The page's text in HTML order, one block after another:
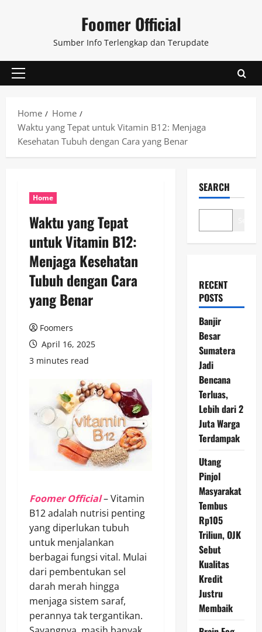
Foomer Official
Sumber Info Terlengkap dan Terupdate
Primary
Home
Home
Waktu yang Tepat untuk Vitamin B12: Menjaga
Kesehatan Tubuh dengan Cara yang Benar
Home
Waktu yang Tepat
untuk Vitamin B12:
Menjaga Kesehatan
Tubuh dengan Cara
yang Benar
Foomers
April 16, 2025
3 minutes read
Foomer Official– Vitamin
B12 adalah nutrisi penting
yang diperlukan tubuh
untuk menjalankan
berbagai fungsi vital. Mulai
dari pembentukan sel
darah merah hingga
menjaga sistem saraf,
perannya tak tergantikan.
SEARCH
RECENT
POSTS
Banjir
Besar
Sumatera
Jadi
Bencana
Terluas,
Lebih dari 2
Juta Warga
Terdampak
Utang
Pinjol
Masyarakat
Tembus
Rp105
Triliun, OJK
Sebut
Kualitas
Kredit
Justru
Membaik